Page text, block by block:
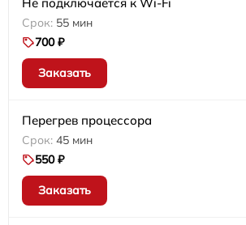
55 мин
700 ₽
Заказать
Перегрев процессора
45 мин
550 ₽
Заказать